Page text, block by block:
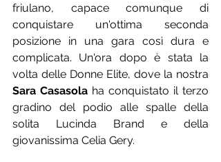
friulano, capace comunque di
conquistare un'ottima seconda
posizione in una gara così dura e
complicata. Un'ora dopo è stata la
Sara Casasola ha conquistato il terzo
gradino del podio alle spalle della
solita Lucinda Brand e della
giovanissima Celia Gery.